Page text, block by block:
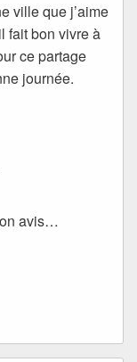
ville que j’aime
fait bon vivre à
ce partage
journée.
avis…